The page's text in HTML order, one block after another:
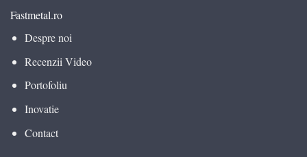
Fastmetal.ro
Despre noi
Recenzii Video
Portofoliu
Inovatie
Contact